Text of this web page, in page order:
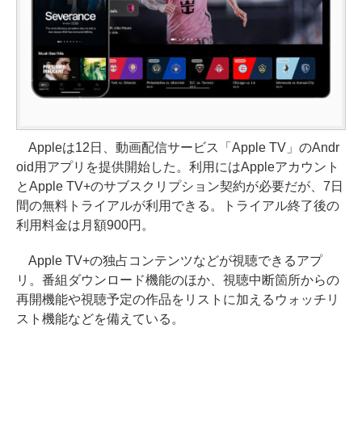
Appleは12日、動画配信サービス「Apple TV」のAndr
oid用アプリを提供開始した。利用にはAppleアカウント
とApple TV+のサブスクリプション契約が必要だが、7日
間の無料トライアルが利用できる。トライアル終了後の
利用料金は月額900円。
Apple TV+の独占コンテンツなどが視聴できるアプ
リ。番組ダウンロード機能のほか、視聴中断箇所からの
再開機能や視聴予定の作品をリストに加えるウォッチリ
スト機能などを備えている。